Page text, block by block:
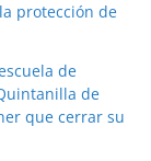
protección de
de
de
que cerrar su